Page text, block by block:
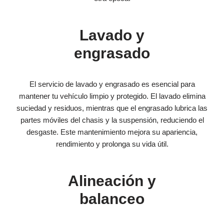
Lavado y
engrasado
El servicio de lavado y engrasado es esencial para
mantener tu vehículo limpio y protegido. El lavado elimina
suciedad y residuos, mientras que el engrasado lubrica las
partes móviles del chasis y la suspensión, reduciendo el
desgaste. Este mantenimiento mejora su apariencia,
rendimiento y prolonga su vida útil.
Alineación y
balanceo